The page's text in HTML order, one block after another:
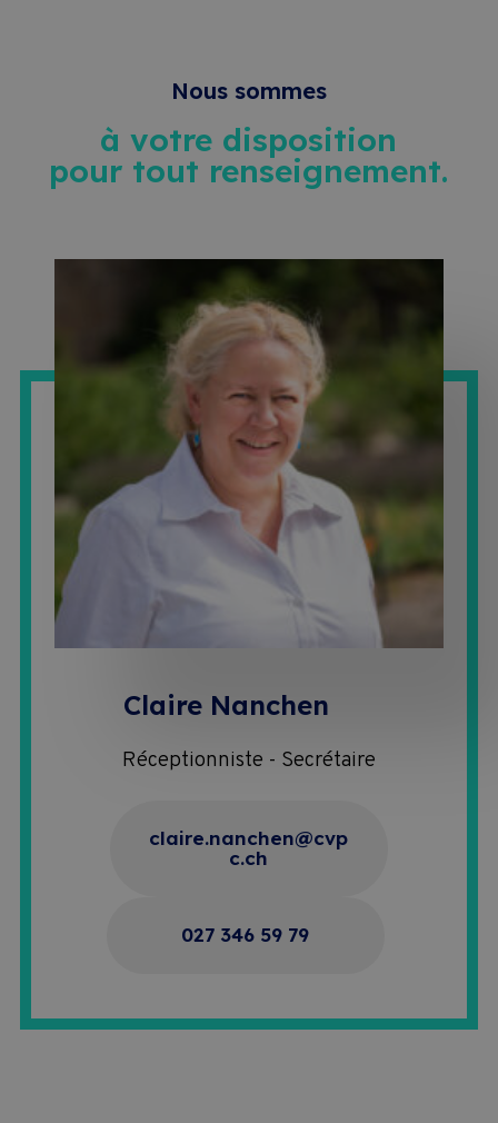
Claire Nanchen
Réceptionniste - Secrétaire
claire.nanchen@cvp
c.ch
027 346 59 79
Nous sommes
à votre disposition
pour tout renseignement.